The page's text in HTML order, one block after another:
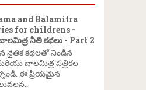
and Balamitra
for childrens -
నీతి కథలు - Part 2
నైతిక కథలతో నిండిన
బాలమిత్ర పత్రికల
ఈ ప్రియమైన